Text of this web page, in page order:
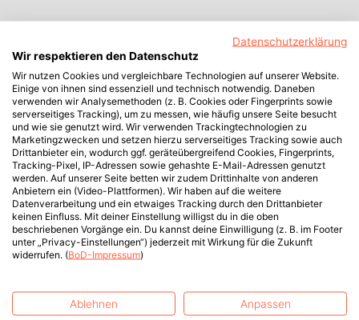
Datenschutzerklärung
Wir respektieren den Datenschutz
Wir nutzen Cookies und vergleichbare Technologien auf unserer Website.
Einige von ihnen sind essenziell und technisch notwendig. Daneben
verwenden wir Analysemethoden (z. B. Cookies oder Fingerprints sowie
serverseitiges Tracking), um zu messen, wie häufig unsere Seite besucht
und wie sie genutzt wird. Wir verwenden Trackingtechnologien zu
Marketingzwecken und setzen hierzu serverseitiges Tracking sowie auch
Drittanbieter ein, wodurch ggf. geräteübergreifend Cookies, Fingerprints,
Tracking-Pixel, IP-Adressen sowie gehashte E-Mail-Adressen genutzt
werden. Auf unserer Seite betten wir zudem Drittinhalte von anderen
Anbietern ein (Video-Plattformen). Wir haben auf die weitere
Datenverarbeitung und ein etwaiges Tracking durch den Drittanbieter
keinen Einfluss. Mit deiner Einstellung willigst du in die oben
beschriebenen Vorgänge ein. Du kannst deine Einwilligung (z. B. im Footer
unter „Privacy-Einstellungen“) jederzeit mit Wirkung für die Zukunft
widerrufen. (BoD-Impressum)
Ablehnen Anpassen